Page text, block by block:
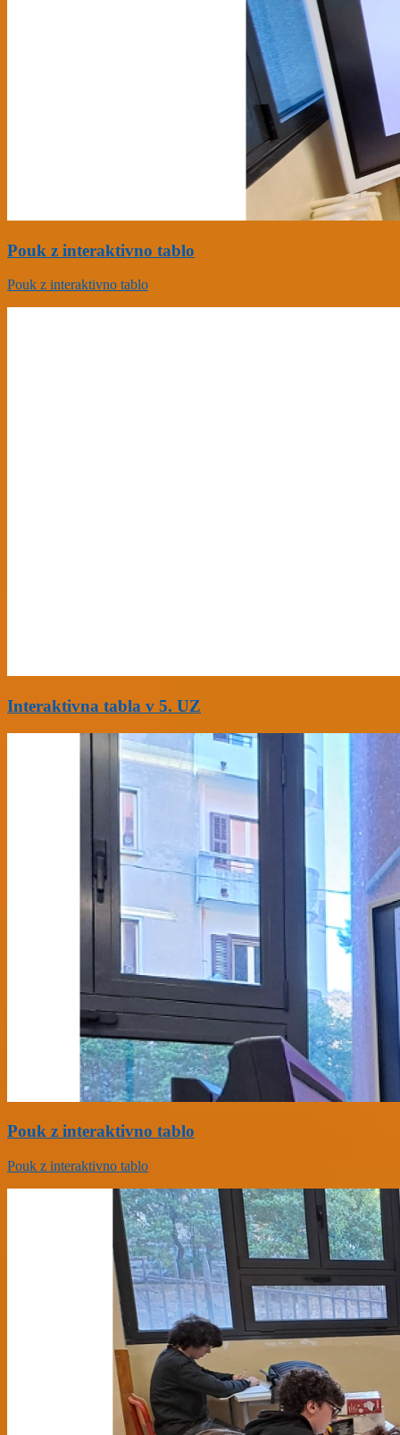
Pouk z interaktivno tablo
Pouk z interaktivno tablo
Interaktivna tabla v 5. UZ
Pouk z interaktivno tablo
Pouk z interaktivno tablo